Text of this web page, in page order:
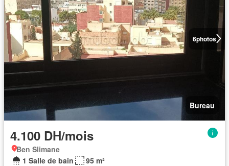
6photos
Bureau
4.100 DH/mois
Ben Slimane
1 Salle de bain
95 m²